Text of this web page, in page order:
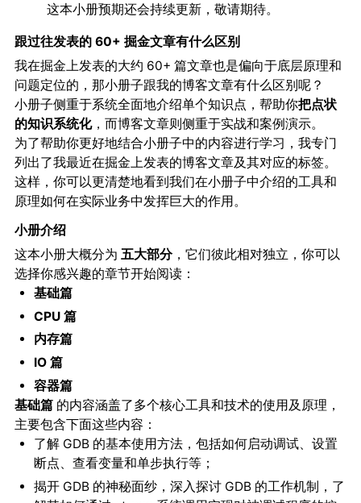
这本小册预期还会持续更新，敬请期待。
跟过往发表的 60+ 掘金文章有什么区别
我在掘金上发表的大约 60+ 篇文章也是偏向于底层原理和
问题定位的，那小册子跟我的博客文章有什么区别呢？
小册子侧重于系统全面地介绍单个知识点，帮助你把点状
的知识系统化，而博客文章则侧重于实战和案例演示。
为了帮助你更好地结合小册子中的内容进行学习，我专门
列出了我最近在掘金上发表的博客文章及其对应的标签。
这样，你可以更清楚地看到我们在小册子中介绍的工具和
原理如何在实际业务中发挥巨大的作用。
小册介绍
这本小册大概分为 五大部分，它们彼此相对独立，你可以
选择你感兴趣的章节开始阅读：
基础篇
CPU 篇
内存篇
IO 篇
容器篇
基础篇的内容涵盖了多个核心工具和技术的使用及原理，
主要包含下面这些内容：
了解 GDB 的基本使用方法，包括如何启动调试、设置
断点、查看变量和单步执行等；
揭开 GDB 的神秘面纱，深入探讨 GDB 的工作机制，了